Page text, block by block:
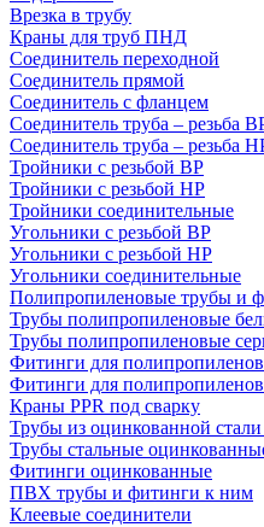
Врезка в трубу
Краны для труб ПНД
Соединитель переходной
Соединитель прямой
Соединитель с фланцем
Соединитель труба – резьба
Соединитель труба – резьба
Тройники с резьбой ВР
Тройники с резьбой НР
Тройники соединительные
Угольники с резьбой ВР
Угольники с резьбой НР
Угольники соединительные
Полипропиленовые трубы и
Трубы полипропиленовые
Трубы полипропиленовые
Фитинги для
Фитинги для
Краны PPR под сварку
Трубы из оцинкованной
Трубы стальные
Фитинги оцинкованные
ПВХ трубы и фитинги к ним
Клеевые соединители